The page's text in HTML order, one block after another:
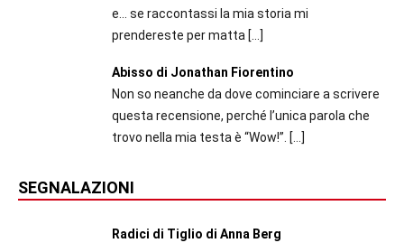
e... se raccontassi la mia storia mi
prendereste per matta […]
Abisso di Jonathan Fiorentino
Non so neanche da dove cominciare a scrivere
questa recensione, perché l’unica parola che
trovo nella mia testa è “Wow!”. […]
SEGNALAZIONI
Radici di Tiglio di Anna Berg